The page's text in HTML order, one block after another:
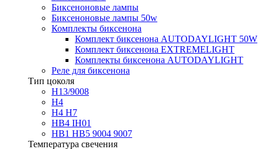
Биксеноновые лампы
Биксеноновые лампы 50w
Комплекты биксенона
Комплект биксенона AUTODAYLIGHT 50W
Комплект биксенона EXTREMELIGHT
Комплекты биксенона AUTODAYLIGHT
Реле для биксенона
Тип цоколя
H13/9008
H4
H4 H7
HB4 IH01
HB1 HB5 9004 9007
Температура свечения